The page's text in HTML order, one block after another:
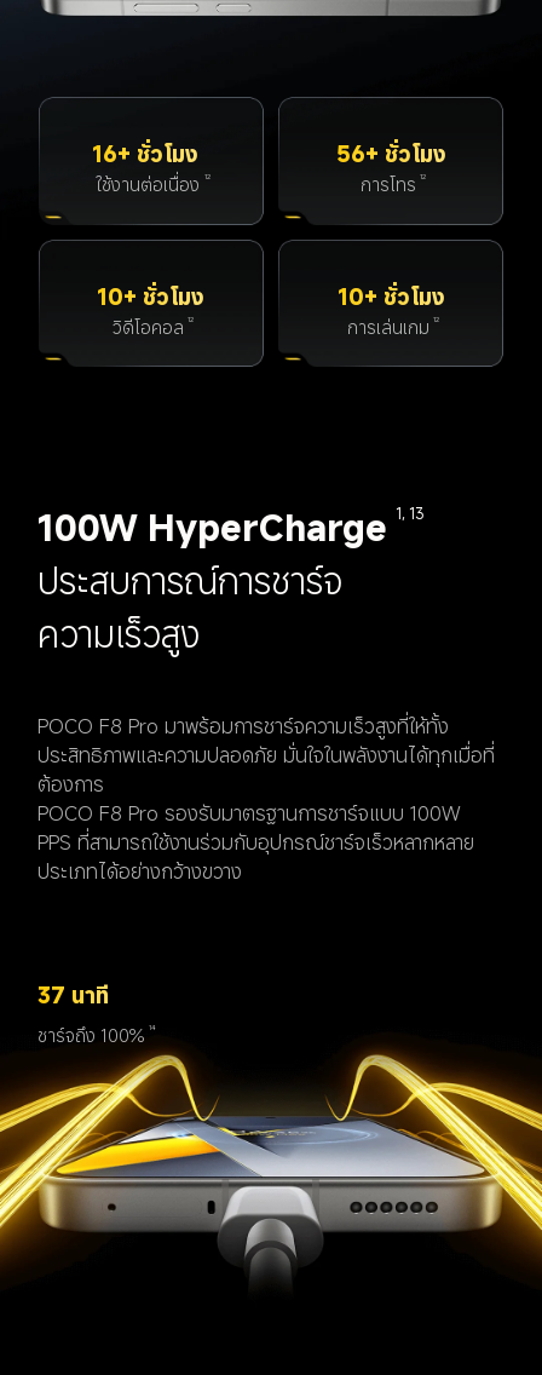
16+ ชั่วโมง
ใช้งานต่อเนื่อง 12
56+ ชั่วโมง
การโทร 12
10+ ชั่วโมง
วิดีโอคอล 12
10+ ชั่วโมง
การเล่นเกม 12
100W HyperCharge 1, 13
ประสบการณ์การชาร์จ
ความเร็วสูง
POCO F8 Pro มาพร้อมการชาร์จความเร็วสูงที่ให้ทั้ง
ประสิทธิภาพและความปลอดภัย มั่นใจในพลังงานได้ทุกเมื่อที่
ต้องการ
POCO F8 Pro รองรับมาตรฐานการชาร์จแบบ 100W
PPS ที่สามารถใช้งานร่วมกับอุปกรณ์ชาร์จเร็วหลากหลาย
ประเภทได้อย่างกว้างขวาง
37 นาที
ชาร์จถึง 100% 14